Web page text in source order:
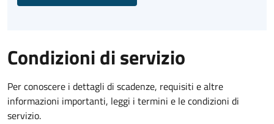
Condizioni di servizio
Per conoscere i dettagli di scadenze, requisiti e altre
informazioni importanti, leggi i termini e le condizioni di
servizio.